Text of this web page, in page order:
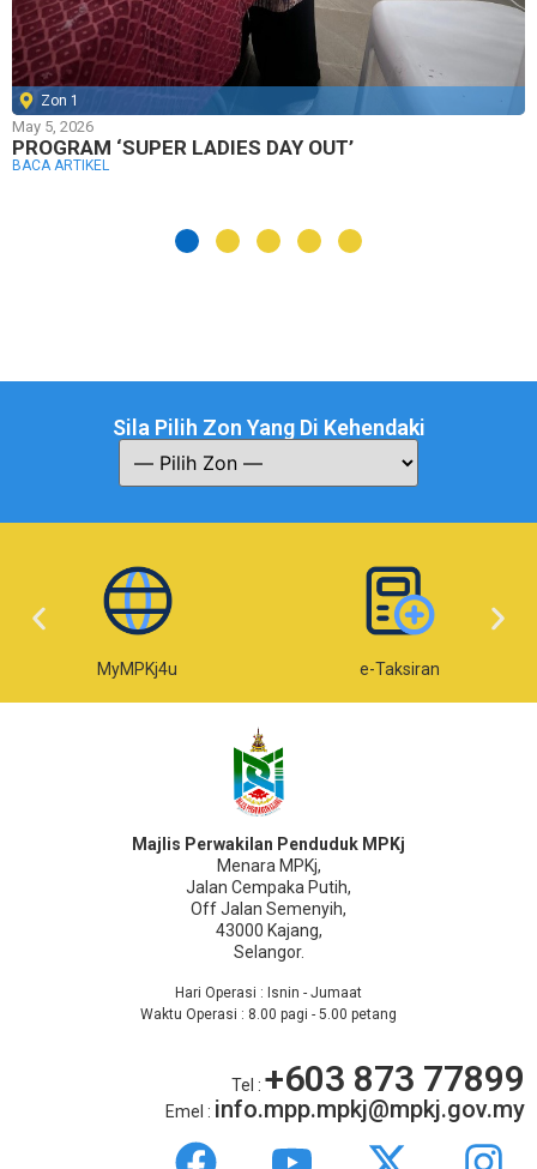
Zon 1
May 5, 2026
PROGRAM ‘SUPER LADIES DAY OUT’
BACA ARTIKEL
Sila Pilih Zon Yang Di Kehendaki
MyMPKj4u e-Taksiran
Majlis Perwakilan Penduduk MPKj
Menara MPKj,
Jalan Cempaka Putih,
Off Jalan Semenyih,
43000 Kajang,
Selangor.
Hari Operasi : Isnin - Jumaat
Waktu Operasi : 8.00 pagi - 5.00 petang
Tel : +603 873 77899
Emel : info.mpp.mpkj@mpkj.gov.my